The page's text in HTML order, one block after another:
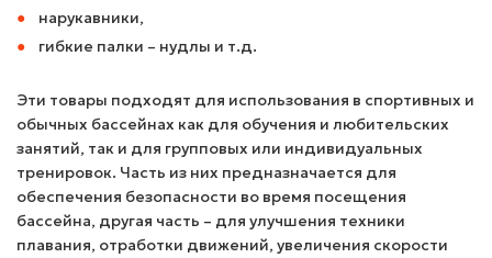
нарукавники,
гибкие палки – нудлы и т.д.
Эти товары подходят для использования в спортивных и
обычных бассейнах как для обучения и любительских
занятий, так и для групповых или индивидуальных
тренировок. Часть из них предназначается для
обеспечения безопасности во время посещения
бассейна, другая часть – для улучшения техники
плавания, отработки движений, увеличения скорости